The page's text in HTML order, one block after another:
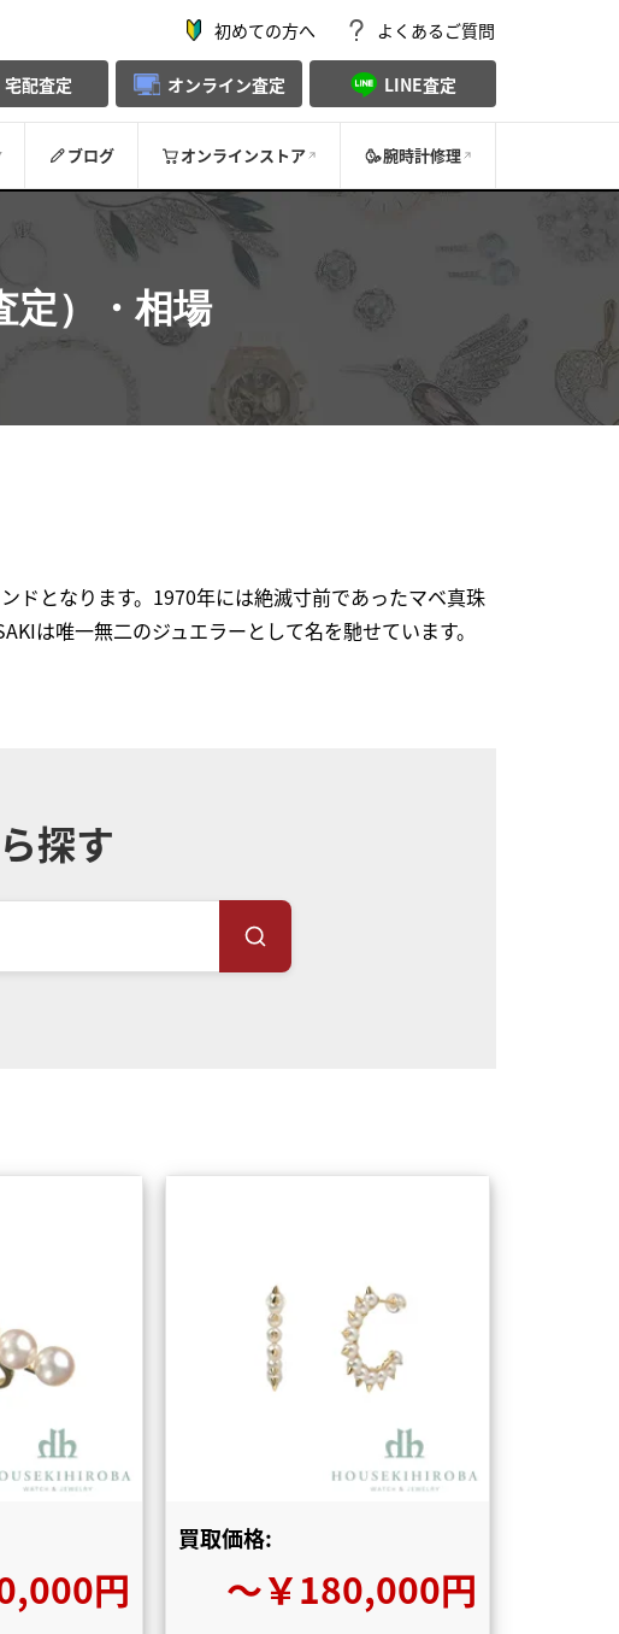
初めての方へ よくあるご質問
宅配査定 オンライン査定 LINE査定
ブログ オンラインストア 腕時計修理
定）・相場
ドとなります。1970年には絶滅寸前であったマベ真珠
は唯一無二のジュエラーとして名を馳せています。
探す
円
買取価格:
〜￥180,000円